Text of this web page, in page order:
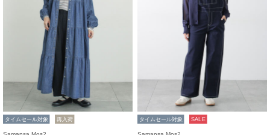
タイムセール対象 再入荷 タイムセール対象 SALE